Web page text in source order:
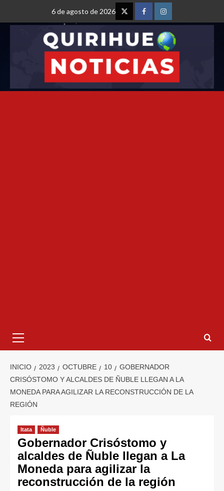
6 de agosto de 2026
INICIO 2023 OCTUBRE 10
GOBERNADOR
CRISÓSTOMO Y ALCALDES DE ÑUBLE LLEGAN A LA
MONEDA PARA AGILIZAR LA RECONSTRUCCIÓN DE LA
REGIÓN
Itata Ñuble
Gobernador Crisóstomo y
alcaldes de Ñuble llegan a La
Moneda para agilizar la
reconstrucción de la región